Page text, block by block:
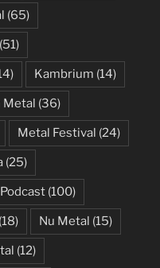
(65)
(51)
Kambrium (14)
(36)
Metal Festival (24)
(25)
(100)
(18) Nu Metal (15)
(12)